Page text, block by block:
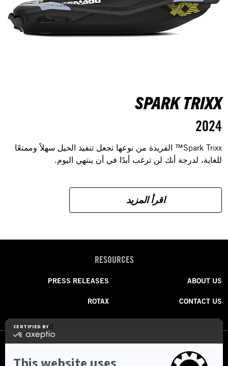
SPARK TRIXX
2024
Spark Trixx™ الفريدة من نوعها تجعل تنفيذ الحيل سهلاً وممتعًا
للغاية، لدرجة أنك لن ترغب أبدًا في أن ينتهي اليوم.
اقرأ المزيد
RESOURCES
ABOUT US
CONTACT US
PRESS RELEASES
ROTAX